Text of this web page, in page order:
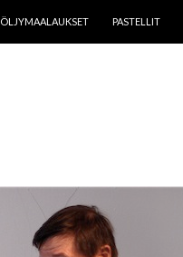
ÖLJYMAALAUKSET PASTELLIT